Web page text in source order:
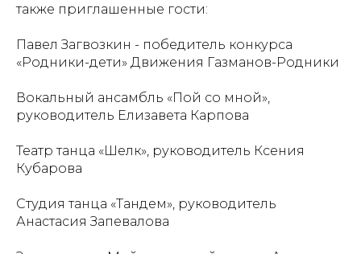
также приглашенные гости:
Павел Загвозкин - победитель конкурса
«Родники-дети» Движения Газманов-Родники
Вокальный ансамбль «Пой со мной»,
руководитель Елизавета Карпова
Театр танца «Шелк», руководитель Ксения
Кубарова
Студия танца «Тандем», руководитель
Анастасия Запевалова